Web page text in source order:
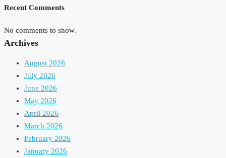
Recent Comments
No comments to show.
Archives
August 2026
July 2026
June 2026
May 2026
April 2026
March 2026
February 2026
January 2026